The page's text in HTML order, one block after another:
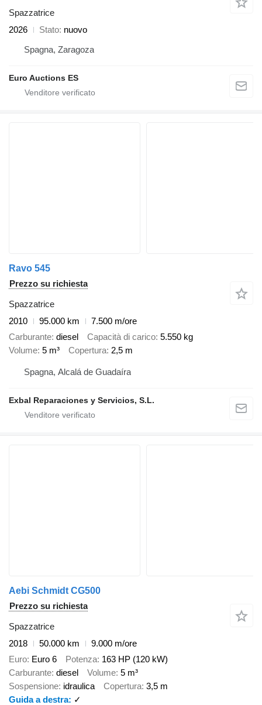
Spazzatrice
2026
Stato nuovo
Spagna, Zaragoza
Euro Auctions ES
Ravo 545
Prezzo su richiesta
Spazzatrice
2010
95.000 km
7.500 m/ore
Carburante diesel Capacità di carico 5.550 kg
Volume 5 m³ Copertura 2,5 m
Spagna, Alcalá de Guadaíra
Exbal Reparaciones y Servicios, S.L.
Aebi Schmidt CG500
Prezzo su richiesta
Spazzatrice
2018
50.000 km
9.000 m/ore
Euro Euro 6 Potenza 163 HP (120 kW)
Carburante diesel Volume 5 m³
Sospensione idraulica Copertura 3,5 m
Guida a destra
✓